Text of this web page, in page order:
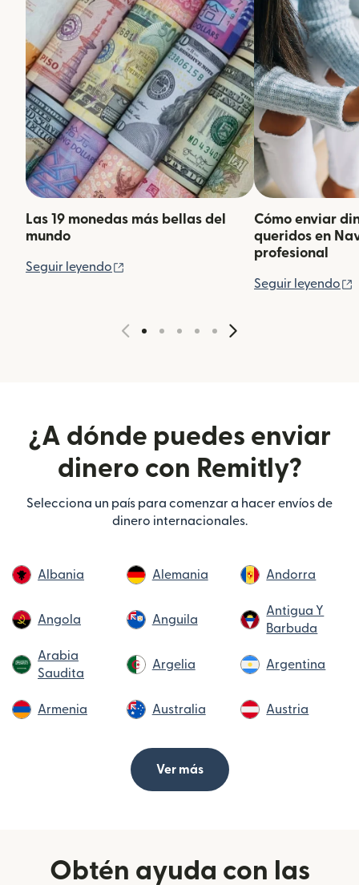
Las 19 monedas más bellas del
mundo
Seguir leyendo
Cómo enviar
queridos en
profesional
Seguir leyendo
¿A dónde puedes enviar
dinero con Remitly?
Selecciona un país para comenzar a hacer envíos de
dinero internacionales.
Albania Alemania Andorra
Angola Anguila
Antigua Y
Barbuda
Arabia
Saudita
Argelia Argentina
Armenia Australia Austria
Ver más
Obtén ayuda con las